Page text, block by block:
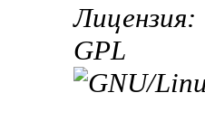
Лицензия:
GPL